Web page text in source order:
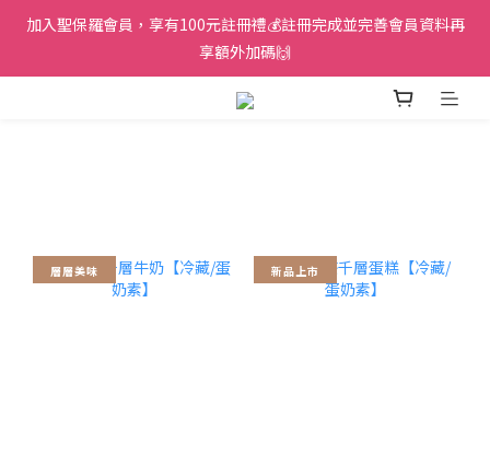
加入聖保羅會員，享有100元註冊禮💰註冊完成並完善會員資料再
享額外加碼🙌
層層美味 新品上市